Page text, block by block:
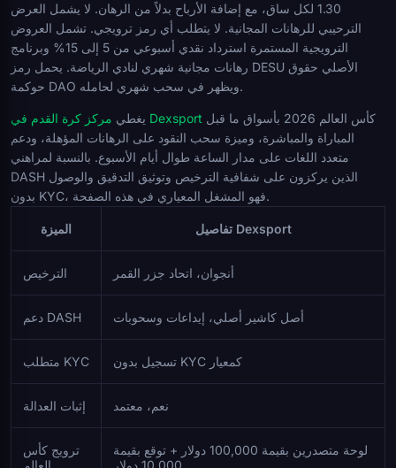
1.30 لكل ساق، مع إضافة الأرباح بدلاً من الرهان. لا يشمل العرض
الترحيبي للرهانات المجانية. لا يتطلب أي رمز ترويجي. تشمل العروض
الترويجية المستمرة استرداد نقدي أسبوعي من 5 إلى 15% وبرنامج
رهانات مجانية شهري لنادي الرياضة. يحمل رمز DESU الأصلي حقوق
حوكمة DAO ويظهر في سحب شهري لحامله.
يغطي مركز كرة القدم في Dexsport
المباراة والمباشرة، وميزة سحب النقود على الرهانات المؤهلة، ودعم
متعدد اللغات على مدار الساعة طوال أيام الأسبوع. بالنسبة لمراهني
DASH الذين يركزون على شفافية الترخيص وتوثيق التدقيق والوصول
بدون KYC، فهو المشغل المعياري في هذه الصفحة.
الميزة تفاصيل Dexsport
الترخيص أنجوان، اتحاد جزر القمر
دعم DASH أصل كاشير أصلي، إيداعات وسحوبات
متطلب KYC تسجيل بدون KYC كمعيار
إثبات العدالة نعم، معتمد
ترويج كأس
لوحة متصدرين بقيمة 100,000 دولار + توقع بقيمة